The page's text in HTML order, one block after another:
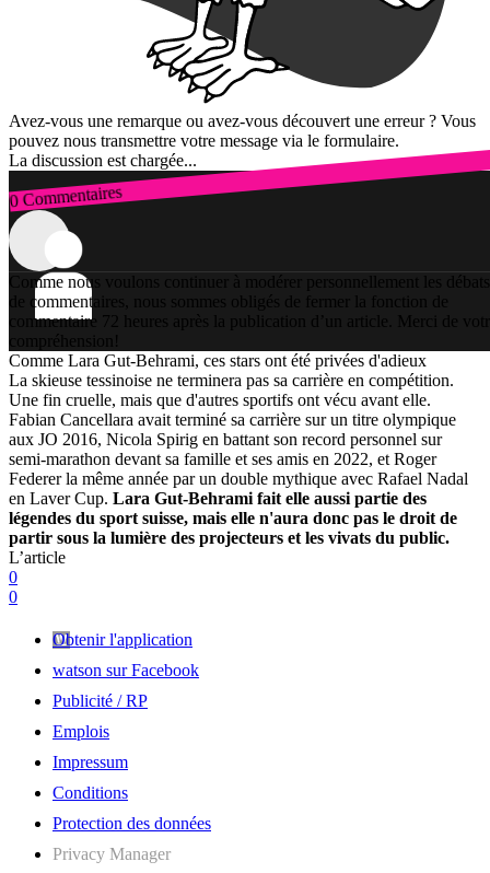
Avez-vous une remarque ou avez-vous découvert une erreur ? Vous
pouvez nous transmettre votre message via le formulaire.
La discussion est chargée...
0 Commentaires
Connexion
Comme nous voulons continuer à modérer personnellement les débats
de commentaires, nous sommes obligés de fermer la fonction de
commentaire 72 heures après la publication d’un article. Merci de
compréhension!
Comme Lara Gut-Behrami, ces stars ont été privées d'adieux
La skieuse tessinoise ne terminera pas sa carrière en compétition.
Une fin cruelle, mais que d'autres sportifs ont vécu avant elle.
Fabian Cancellara avait terminé sa carrière sur un titre olympique
aux JO 2016, Nicola Spirig en battant son record personnel sur
semi-marathon devant sa famille et ses amis en 2022, et Roger
Federer la même année par un double mythique avec Rafael Nadal
en Laver Cup. Lara Gut-Behrami fait elle aussi partie des
légendes du sport suisse, mais elle n'aura donc pas le droit de
partir sous la lumière des projecteurs et les vivats du public.
L’article
0
0
Obtenir l'application
watson sur Facebook
Publicité / RP
Emplois
Impressum
Conditions
Protection des données
Privacy Manager